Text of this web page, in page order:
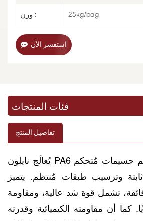
وزن : 25kg/bag
استفسر الآن
فئات المنتجات
تفاصيل المنتج
يُعالَج نايلون PA6 ذو المسحوق 6 بحجم جسيمات مُتحكم
وترسيب طبقات مُنتظم. يتميز
تشمل قوة شد عالية، ومقاومة
كما أن مقاومته الكيميائية وقدرته